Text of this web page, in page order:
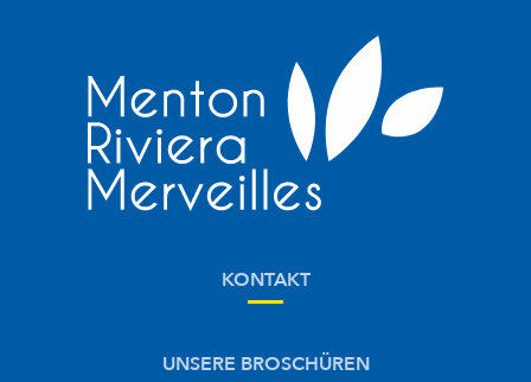
KONTAKT
UNSERE BROSCHÜREN